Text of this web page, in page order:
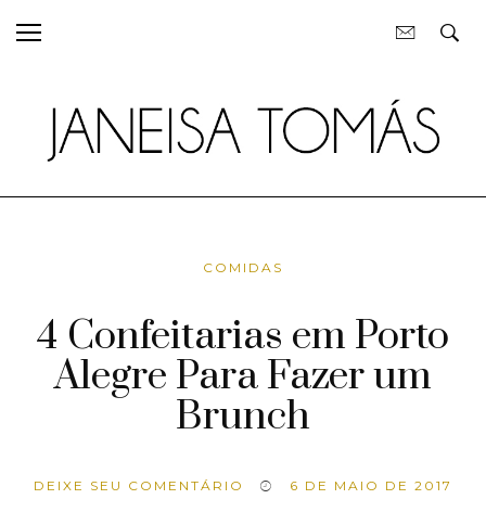
COMIDAS
4 Confeitarias em Porto
Alegre Para Fazer um
Brunch
DEIXE SEU COMENTÁRIO 6 DE MAIO DE 2017